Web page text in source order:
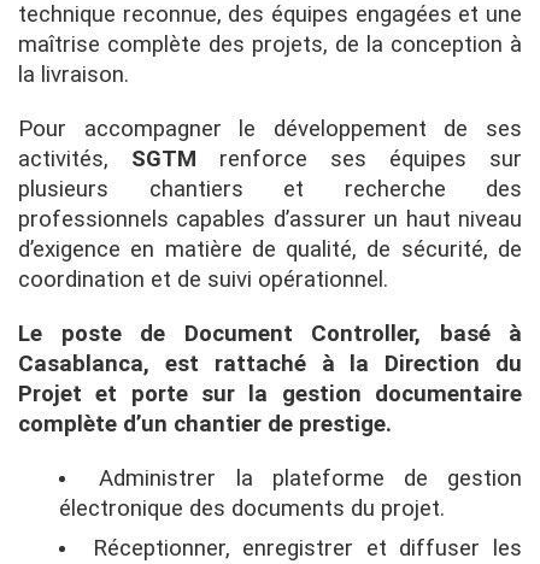
technique reconnue, des équipes engagées et une
maîtrise complète des projets, de la conception à
la livraison.
Pour accompagner le développement de ses
activités, SGTM renforce ses équipes sur
plusieurs chantiers et recherche des
professionnels capables d’assurer un haut niveau
d’exigence en matière de qualité, de sécurité, de
coordination et de suivi opérationnel.
Le poste de Document Controller, basé à
Casablanca, est rattaché à la Direction du
Projet et porte sur la gestion documentaire
complète d’un chantier de prestige.
Administrer la plateforme de gestion
électronique des documents du projet.
Réceptionner, enregistrer et diffuser les